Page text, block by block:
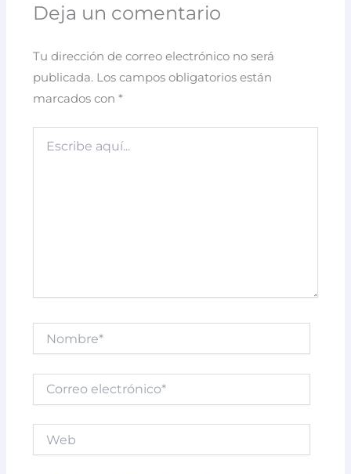
Deja un comentario
Tu dirección de correo electrónico no será
publicada. Los campos obligatorios están
marcados con*
aquí...
Correo
electrónico*